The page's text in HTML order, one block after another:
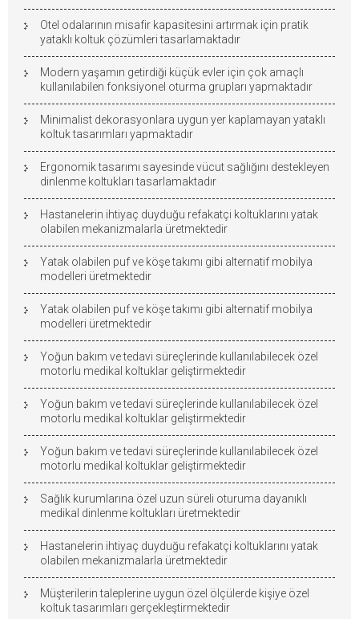
Otel odalarının misafir kapasitesini artırmak için pratik
yataklı koltuk çözümleri tasarlamaktadır
Modern yaşamın getirdiği küçük evler için çok amaçlı
kullanılabilen fonksiyonel oturma grupları yapmaktadır
Minimalist dekorasyonlara uygun yer kaplamayan yataklı
koltuk tasarımları yapmaktadır
Ergonomik tasarımı sayesinde vücut sağlığını destekleyen
dinlenme koltukları tasarlamaktadır
Hastanelerin ihtiyaç duyduğu refakatçi koltuklarını yatak
olabilen mekanizmalarla üretmektedir
Yatak olabilen puf ve köşe takımı gibi alternatif mobilya
modelleri üretmektedir
Yatak olabilen puf ve köşe takımı gibi alternatif mobilya
modelleri üretmektedir
Yoğun bakım ve tedavi süreçlerinde kullanılabilecek özel
motorlu medikal koltuklar geliştirmektedir
Yoğun bakım ve tedavi süreçlerinde kullanılabilecek özel
motorlu medikal koltuklar geliştirmektedir
Yoğun bakım ve tedavi süreçlerinde kullanılabilecek özel
motorlu medikal koltuklar geliştirmektedir
Sağlık kurumlarına özel uzun süreli oturuma dayanıklı
medikal dinlenme koltukları üretmektedir
Hastanelerin ihtiyaç duyduğu refakatçi koltuklarını yatak
olabilen mekanizmalarla üretmektedir
Müşterilerin taleplerine uygun özel ölçülerde kişiye özel
koltuk tasarımları gerçekleştirmektedir